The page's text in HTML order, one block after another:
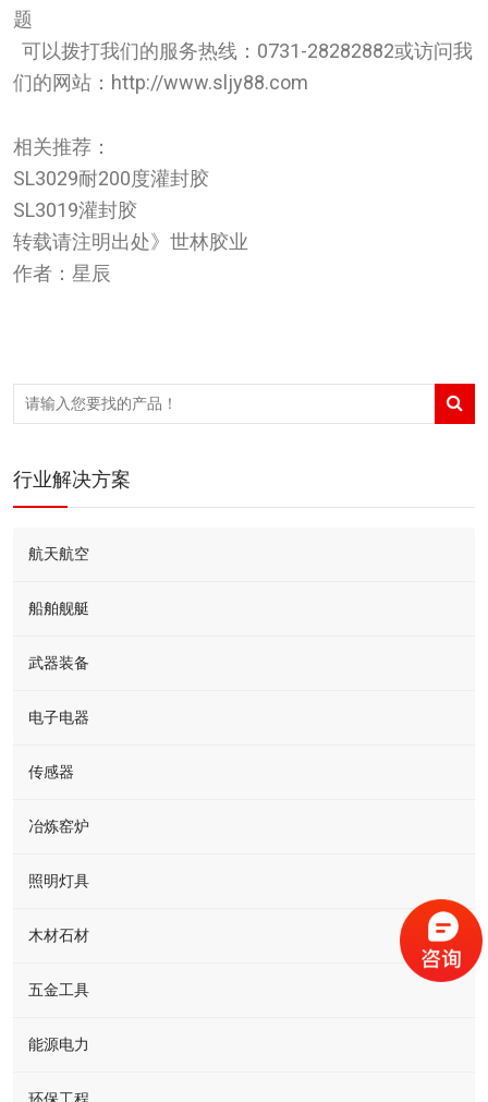
题
可以拨打我们的服务热线：0731-28282882或访问我
们的网站：http://www.sljy88.com
相关推荐：
SL3029耐200度灌封胶
SL3019灌封胶
转载请注明出处》世林胶业
作者：星辰
行业解决方案
航天航空
船舶舰艇
武器装备
电子电器
传感器
冶炼窑炉
照明灯具
木材石材
五金工具
能源电力